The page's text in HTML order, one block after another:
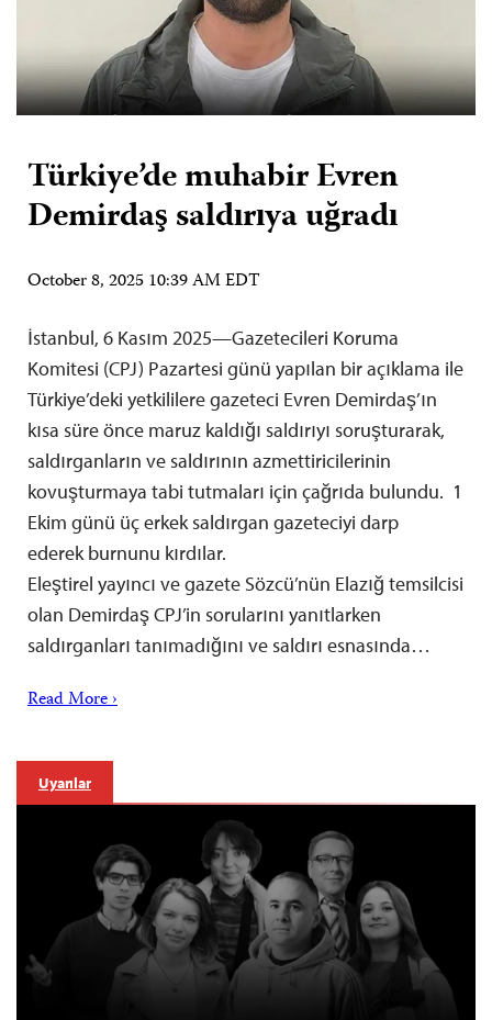
Türkiye’de muhabir Evren
Demirdaş saldırıya uğradı
October 8, 2025 10:39 AM EDT
İstanbul, 6 Kasım 2025—Gazetecileri Koruma
Komitesi (CPJ) Pazartesi günü yapılan bir açıklama ile
Türkiye’deki yetkililere gazeteci Evren Demirdaş’ın
kısa süre önce maruz kaldığı saldırıyı soruşturarak,
saldırganların ve saldırının azmettiricilerinin
kovuşturmaya tabi tutmaları için çağrıda bulundu. 1
Ekim günü üç erkek saldırgan gazeteciyi darp
ederek burnunu kırdılar.
Eleştirel yayıncı ve gazete Sözcü’nün Elazığ temsilcisi
olan Demirdaş CPJ’in sorularını yanıtlarken
saldırganları tanımadığını ve saldırı esnasında…
Read More ›
Uyarılar